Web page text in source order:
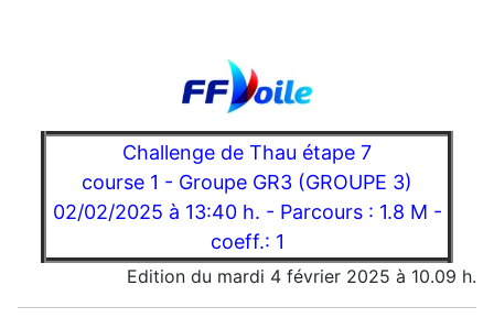
Challenge de Thau étape 7
course 1 - Groupe GR3 (GROUPE 3)
02/02/2025 à 13:40 h. - Parcours : 1.8 M -
coeff.: 1
Edition du mardi 4 février 2025 à 10.09 h.